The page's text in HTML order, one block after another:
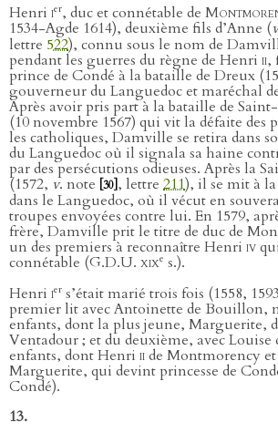
Henri ier, duc et connétable de
1534-Agde 1614), deuxième fils d’Anne (v
lettre 522), connu sous le nom de
pendant les guerres du règne de Henri ii,
prince de Condé à la bataille de Dreux
gouverneur du Languedoc et maréchal
Après avoir pris part à la bataille de
(10 novembre 1567) qui vit la défaite des
les catholiques, Damville se retira dans
du Languedoc où il signala sa haine
par des persécutions odieuses. Après la
(1572, v. note [30], lettre 211), il se mit à
dans le Languedoc, où il vécut en
troupes envoyées contre lui. En 1579,
frère, Damville prit le titre de duc de
un des premiers à reconnaître Henri iv
connétable (G.D.U. xixe s.).
Henri ier s’était marié trois fois (1558,
premier lit avec Antoinette de Bouillon,
enfants, dont la plus jeune, Marguerite,
Ventadour ; et du deuxième, avec Louise
enfants, dont Henri iide Montmorency
Marguerite, qui devint princesse de
Condé).
13.